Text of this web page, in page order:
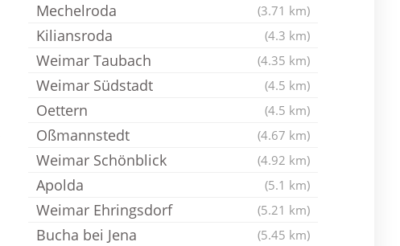
Mechelroda (3.71 km)
Kiliansroda (4.3 km)
Weimar Taubach (4.35 km)
Weimar Südstadt (4.5 km)
Oettern (4.5 km)
Oßmannstedt (4.67 km)
Weimar Schönblick (4.92 km)
Apolda (5.1 km)
Weimar Ehringsdorf (5.21 km)
Bucha bei Jena (5.45 km)